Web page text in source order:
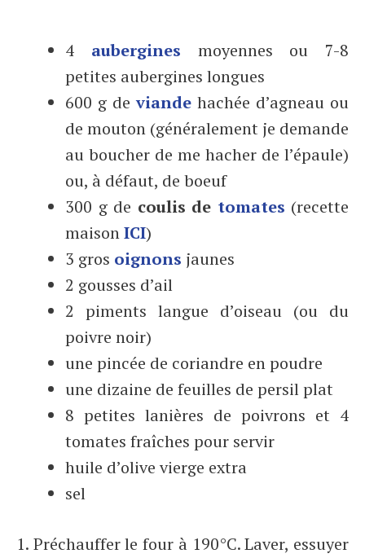
4 aubergines
moyennes ou 7-8
petites aubergines longues
600 g deviande hachée d’agneau ou
de mouton (généralement je demande
au boucher de me hacher de l’épaule)
ou, à défaut, de boeuf
300 g de coulis de tomates (recette
maisonICI)
3 gros oignons jaunes
2 gousses d’ail
2 piments langue d’oiseau (ou du
poivre noir)
une pincée de coriandre en poudre
une dizaine de feuilles de persil plat
8 petites lanières de poivrons et 4
tomates fraîches pour servir
huile d’olive vierge extra
sel
1. Préchauffer le four à 190°C. Laver, essuyer